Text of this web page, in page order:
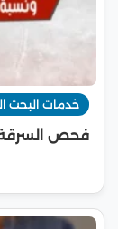
خدمات البحث
فحص السرقة